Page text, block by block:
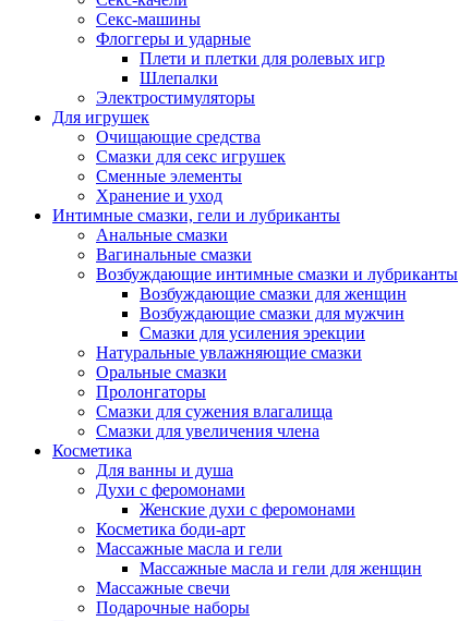
Секс-машины
Флоггеры и ударные
Плети и плетки для ролевых игр
Шлепалки
Электростимуляторы
Для игрушек
Очищающие средства
Смазки для секс игрушек
Сменные элементы
Хранение и уход
Интимные смазки, гели и лубриканты
Анальные смазки
Вагинальные смазки
Возбуждающие интимные смазки и лубриканты
Возбуждающие смазки для женщин
Возбуждающие смазки для мужчин
Смазки для усиления эрекции
Натуральные увлажняющие смазки
Оральные смазки
Пролонгаторы
Смазки для сужения влагалища
Смазки для увеличения члена
Косметика
Для ванны и душа
Духи с феромонами
Женские духи с феромонами
Косметика боди-арт
Массажные масла и гели
Массажные масла и гели для женщин
Массажные свечи
Подарочные наборы